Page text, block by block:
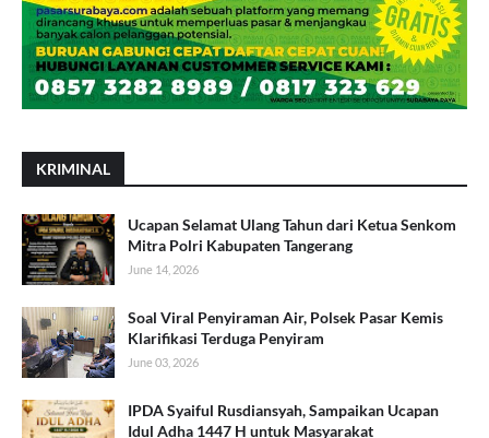
KRIMINAL
Ucapan Selamat Ulang Tahun dari Ketua Senkom
Mitra Polri Kabupaten Tangerang
June 14, 2026
Soal Viral Penyiraman Air, Polsek Pasar Kemis
Klarifikasi Terduga Penyiram
June 03, 2026
IPDA Syaiful Rusdiansyah, Sampaikan Ucapan
Idul Adha 1447 H untuk Masyarakat